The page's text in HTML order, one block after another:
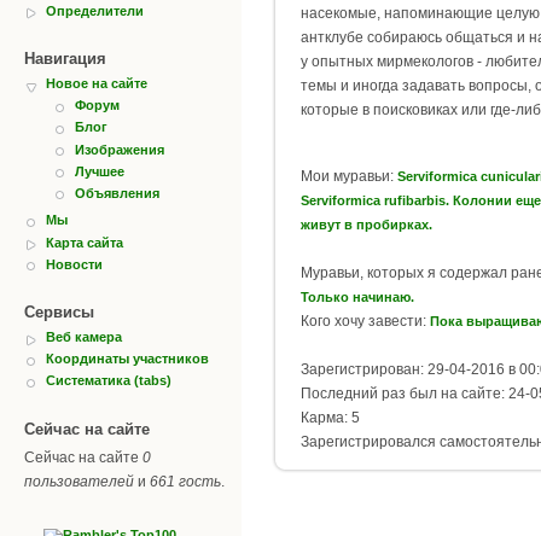
Определители
Навигация
Новое на сайте
Форум
Блог
Изображения
Лучшее
Объявления
Мы
Карта сайта
Новости
Сервисы
Веб камера
Координаты участников
Систематика (tabs)
Сейчас на сайте
Сейчас на сайте 0
пользователей и 661 гость.
насекомые, напоминающие
антклубе собираюсь общаться и
у опытных мирмекологов -
темы и иногда задавать вопросы,
которые в поисковиках или где-
Мои муравьи: Serviformica
Serviformica rufibarbis. Колонии
живут в пробирках.
Муравьи, которых я содержал
Только начинаю.
Кого хочу завести: Пока
Зарегистрирован: 29-04-2016 в
Последний раз был на сайте: 24-
Карма: 5
Зарегистрировался